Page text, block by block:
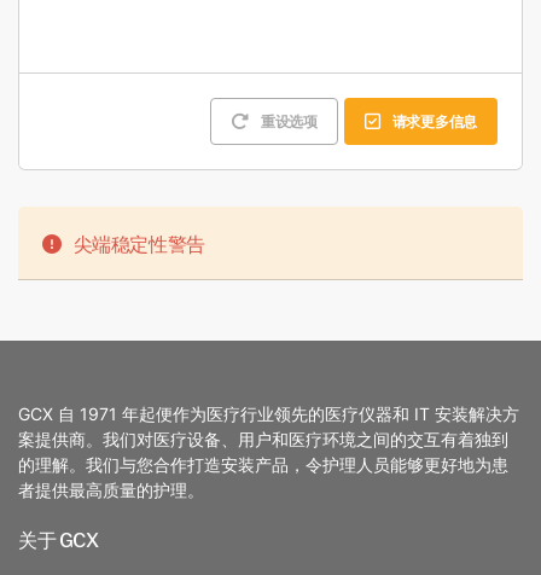
重设选项 请求更多信息
尖端稳定性警告
GCX 自 1971 年起便作为医疗行业领先的医疗仪器和 IT 安装解决方
案提供商。我们对医疗设备、用户和医疗环境之间的交互有着独到
的理解。我们与您合作打造安装产品，令护理人员能够更好地为患
者提供最高质量的护理。
关于 GCX